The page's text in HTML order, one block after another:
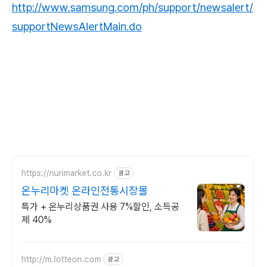
http://www.samsung.com/ph/support/newsalert/
supportNewsAlertMain.do
https://nurimarket.co.kr 광고
온누리마켓 온라인전통시장몰
특가 + 온누리상품권 사용 7%할인, 소득공
제 40%
http://m.lotteon.com 광고